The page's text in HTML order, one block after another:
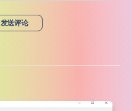
发送评论